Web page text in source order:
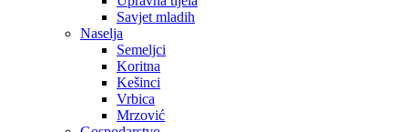
Savjet mladih
Naselja
Semeljci
Koritna
Kešinci
Vrbica
Mrzović